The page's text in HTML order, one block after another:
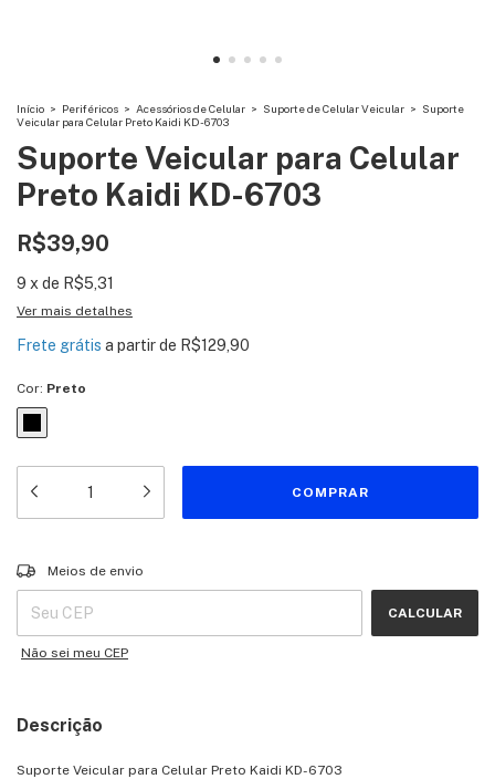
Início > Periféricos > Acessórios de Celular > Suporte de Celular Veicular > Suporte
Veicular para Celular Preto Kaidi KD-6703
Suporte Veicular para Celular
Preto Kaidi KD-6703
R$39,90
9 x de R$5,31
Ver mais detalhes
Frete grátis a partir de R$129,90
Cor: Preto
Entregas para o CEP:
Meios de envio
CALCULAR
Não sei meu CEP
Descrição
Suporte Veicular para Celular Preto Kaidi KD-6703